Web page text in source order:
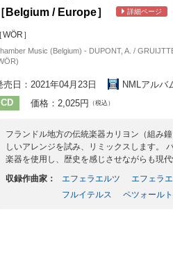
［Belgium / Europe］ 詳細ページ
［WÖR］
Music (Belgium) - DUPONT, A. /
売日：2021年04月23日
NMLアルバ
CD
価格：2,025円 （税込）
フランドル地方の伝統楽器カリヨン（組み
しいアレンジを試み、リミックスします。
楽器を使用し、歴史を感じさせながらも現
収録作曲家：
エフェラエルツ エフェラ
フルイテルス
ペツォールト